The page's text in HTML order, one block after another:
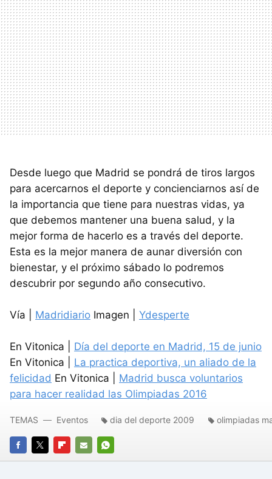
Desde luego que Madrid se pondrá de tiros largos
para acercarnos el deporte y concienciarnos así de
la importancia que tiene para nuestras vidas, ya
que debemos mantener una buena salud, y la
mejor forma de hacerlo es a través del deporte.
Esta es la mejor manera de aunar diversión con
bienestar, y el próximo sábado lo podremos
descubrir por segundo año consecutivo.
Vía | Madridiario Imagen | Ydesperte
En Vitonica | Día del deporte en Madrid, 15 de junio
En Vitonica | La practica deportiva, un aliado de la
felicidad En Vitonica | Madrid busca voluntarios
para hacer realidad las Olimpiadas 2016
FACEBOOK
TWITTERFLIPBOARD
E-
WHATSAPP
TEMAS Eventos dia del deporte 2009 olimpiadas